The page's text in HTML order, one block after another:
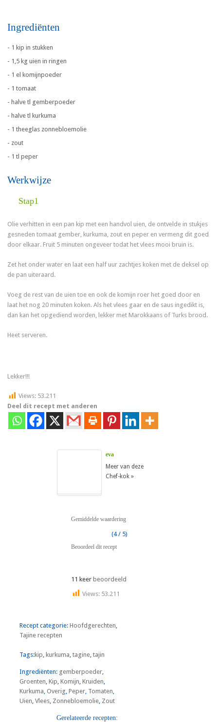
Ingrediënten
- 1 kip in stukken
- 1,5 kg uien in ringen
- 1 el komijnpoeder
- 1 tomaat
- halve tl gemberpoeder
- halve tl kurkuma
- 1 theeglas zonnebloemolie
- zout
- 1 tl peper
Werkwijze
Stap1
Olie verhitten in een pan kip met een handvol uien, de ontvelde in stukjes
gesneden tomaat gember, kurkuma, zout en peper en vermeng dit goed
door elkaar. Fruit 5 minuten ongeveer todat het vlees mooi bruin is.
Zet het onder water en laat een half uur zachtjes koken met de deksel op
de pan uiteraard.
Voeg de rest van de uien toe en ook de komijn roer het goed door en
laat het nog 20 minuten koken. Als het vlees gaar en de saus ingedikt is,
dan kan het opgediend worden, lekker met Marokkaans of Turks brood.
Heet serveren.
Lekker!!!
Views: 53.211
Deel dit recept met anderen
eva
Meer van deze
Chef-kok »
Gemiddelde waardering
(4 / 5)
Beoordeel dit recept
11 keer beoordeeld
Views: 53.211
Recept categorie:Hoofdgerechten
Tajine recepten
Tags:kip kurkuma ,tagine ,tajin
Ingrediënten: gemberpoeder
Groenten ,Kip ,Komijn ,Kruiden
Kurkuma Overig ,Peper Tomaten
Uien ,Vlees Zonnebloemolie Zout
Gerelateerde recepten: